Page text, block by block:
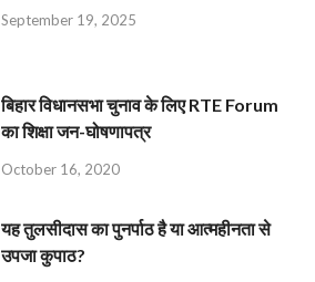
September 19, 2025
बिहार विधानसभा चुनाव के लिए RTE Forum
का शिक्षा जन-घोषणापत्र
October 16, 2020
यह तुलसीदास का पुनर्पाठ है या आत्महीनता से
उपजा कुपाठ?